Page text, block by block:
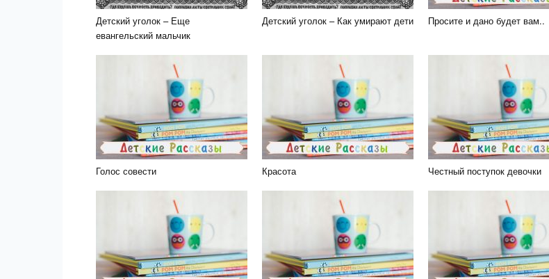
Детский уголок – Еще
евангельский мальчик
Детский уголок – Как умирают дети Просите и дано будет вам..
Голос совести Красота Честный поступок девочки